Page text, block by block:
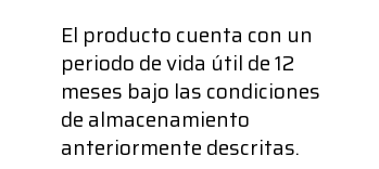
El producto cuenta con un
periodo de vida útil de 12
meses bajo las condiciones
de almacenamiento
anteriormente descritas.